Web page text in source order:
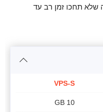
שלא תחכו זמן רב עד
VPS-S
10 GB